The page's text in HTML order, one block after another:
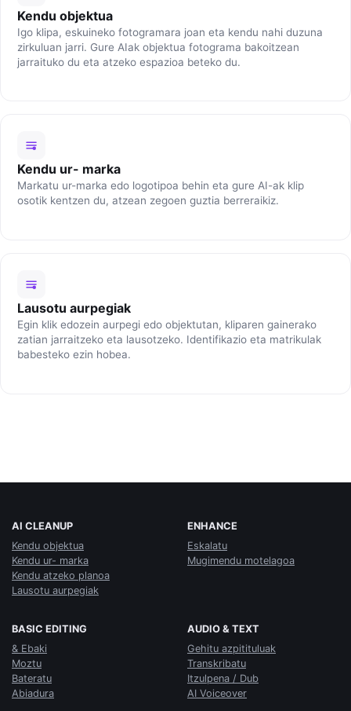
Kendu objektua
Igo klipa, eskuineko fotogramara joan eta kendu nahi duzuna
zirkuluan jarri. Gure AIak objektua fotograma bakoitzean
jarraituko du eta atzeko espazioa beteko du.
Kendu ur- marka
Markatu ur-marka edo logotipoa behin eta gure AI-ak klip
osotik kentzen du, atzean zegoen guztia berreraikiz.
Lausotu aurpegiak
Egin klik edozein aurpegi edo objektutan, kliparen gainerako
zatian jarraitzeko eta lausotzeko. Identifikazio eta matrikulak
babesteko ezin hobea.
AI CLEANUP
Kendu objektua
Kendu ur- marka
Kendu atzeko planoa
Lausotu aurpegiak
ENHANCE
Eskalatu
Mugimendu motelagoa
BASIC EDITING
& Ebaki
Moztu
Bateratu
Abiadura
AUDIO & TEXT
Gehitu azpitituluak
Transkribatu
Itzulpena / Dub
AI Voiceover